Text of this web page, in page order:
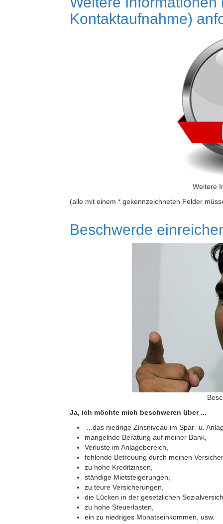
Kontaktaufnahme)
Weitere
(alle mit einem * gekennzeichneten Felder
Beschwerde
Ja, ich möchte mich beschweren über ...
...das niedrige Zinsniveau im Spar- u.
mangelnde Beratung auf meiner Bank,
Verluste im Anlagebereich,
fehlende Betreuung durch meinen
zu hohe Kreditzinsen,
ständige Mietsteigerungen,
zu teure Versicherungen,
die Lücken in der gesetzlichen
zu hohe Steuerlasten,
ein zu niedriges Monatseinkommen, usw.